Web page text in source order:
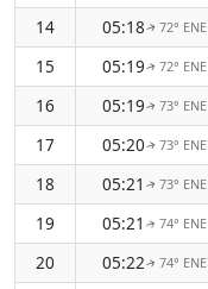
14
05:18↑ 72° ENE
15
05:19↑ 72° ENE
16
05:19↑ 73° ENE
17
05:20↑ 73° ENE
18
05:21 ↑ 73° ENE
19
05:21 ↑ 74° ENE
20
05:22↑ 74° ENE